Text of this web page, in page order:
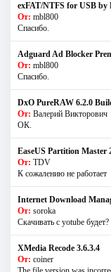
exFAT/NTFS for USB by
От: mbl800
Спасибо.
Adguard Ad Blocker
От: mbl800
Спасибо.
DxO PureRAW 6.2.0
От: Валерий Викторович
ОК.
EaseUS Partition Master
От: TDV
К сожалению не работает
Internet Download
От: soroka
Скачивать с yotube будет?
XMedia Recode 3.6.3.4
От: coiner